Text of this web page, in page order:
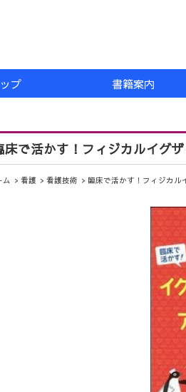
プ 書籍案内
床で活かす！フィジカルイグ
ム 看護 看護技術 臨床で活かす！フィジカル